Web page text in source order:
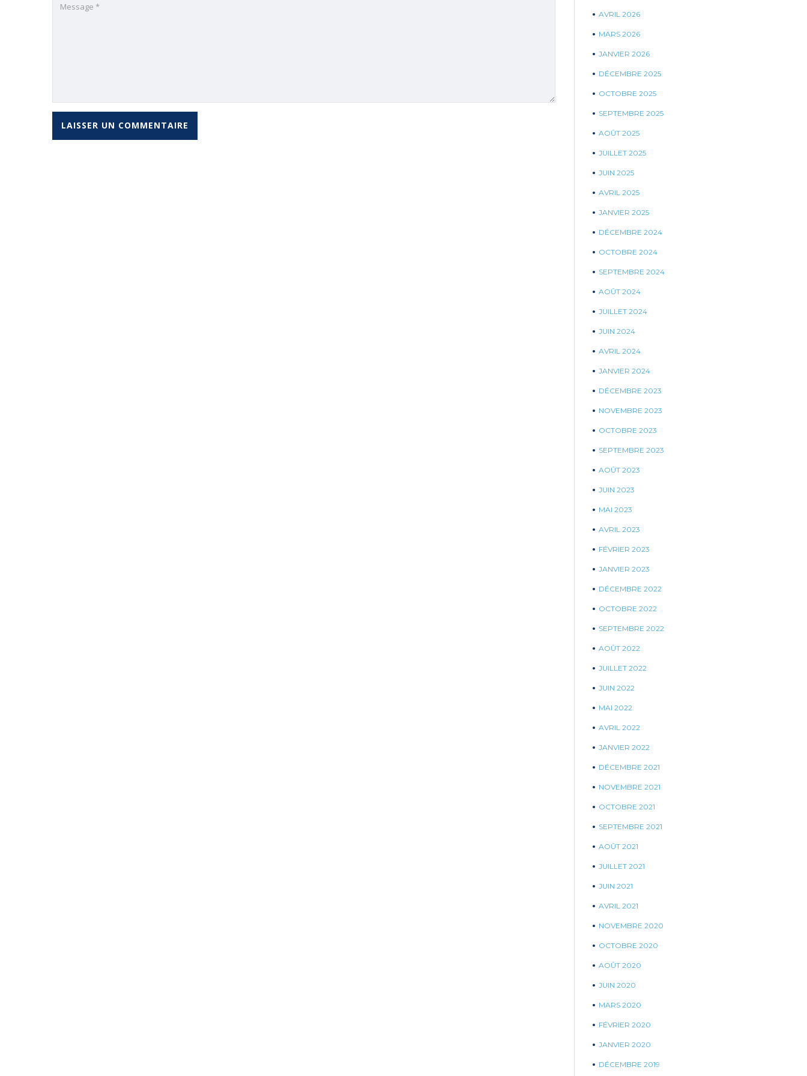
AVRIL 2026
MARS 2026
JANVIER 2026
DÉCEMBRE 2025
OCTOBRE 2025
SEPTEMBRE 2025
AOÛT 2025
JUILLET 2025
JUIN 2025
AVRIL 2025
JANVIER 2025
DÉCEMBRE 2024
OCTOBRE 2024
SEPTEMBRE 2024
AOÛT 2024
JUILLET 2024
JUIN 2024
AVRIL 2024
JANVIER 2024
DÉCEMBRE 2023
NOVEMBRE 2023
OCTOBRE 2023
SEPTEMBRE 2023
AOÛT 2023
JUIN 2023
MAI 2023
AVRIL 2023
FÉVRIER 2023
JANVIER 2023
DÉCEMBRE 2022
OCTOBRE 2022
SEPTEMBRE 2022
AOÛT 2022
JUILLET 2022
JUIN 2022
MAI 2022
AVRIL 2022
JANVIER 2022
DÉCEMBRE 2021
NOVEMBRE 2021
OCTOBRE 2021
SEPTEMBRE 2021
AOÛT 2021
JUILLET 2021
JUIN 2021
AVRIL 2021
NOVEMBRE 2020
OCTOBRE 2020
AOÛT 2020
JUIN 2020
MARS 2020
FÉVRIER 2020
JANVIER 2020
DÉCEMBRE 2019